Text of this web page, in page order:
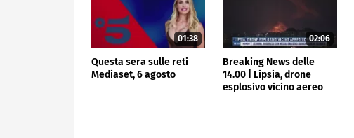
01:38
Questa sera sulle reti
Mediaset, 6 agosto
02:06
Breaking News delle
14.00 | Lipsia, drone
esplosivo vicino aereo